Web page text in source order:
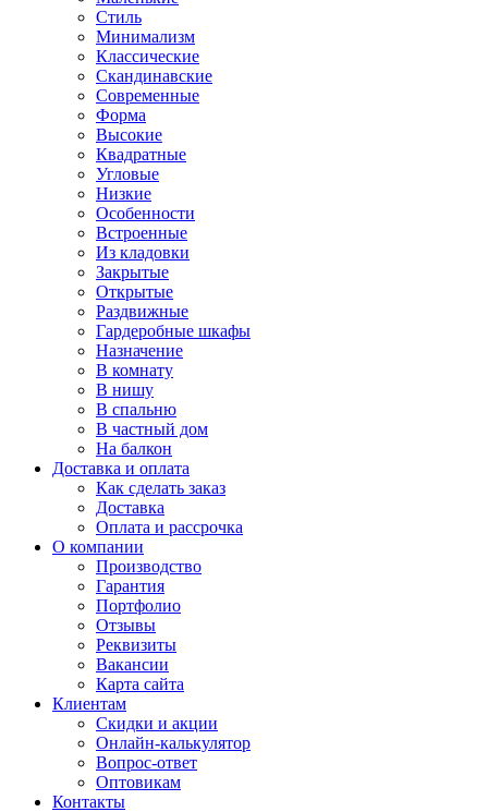
Стиль
Минимализм
Классические
Скандинавские
Современные
Форма
Высокие
Квадратные
Угловые
Низкие
Особенности
Встроенные
Из кладовки
Закрытые
Открытые
Раздвижные
Гардеробные шкафы
Назначение
В комнату
В нишу
В спальню
В частный дом
На балкон
Доставка и оплата
Как сделать заказ
Доставка
Оплата и рассрочка
О компании
Производство
Гарантия
Портфолио
Отзывы
Реквизиты
Вакансии
Карта сайта
Клиентам
Скидки и акции
Онлайн-калькулятор
Вопрос-ответ
Оптовикам
Контакты